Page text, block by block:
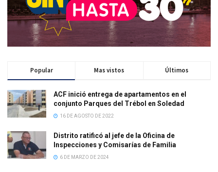
Popular Mas vistos Últimos
ACF inició entrega de apartamentos en el
conjunto Parques del Trébol en Soledad
16 DE AGOSTO DE 2022
Distrito ratificó al jefe de la Oficina de
Inspecciones y Comisarías de Familia
6 DE MARZO DE 2024